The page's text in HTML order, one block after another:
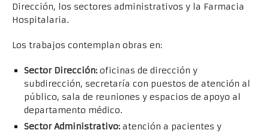
Dirección, los sectores administrativos y la Farmacia
Hospitalaria.
Los trabajos contemplan obras en:
Sector Dirección: oficinas de dirección y
subdirección, secretaría con puestos de atención al
público, sala de reuniones y espacios de apoyo al
departamento médico.
Sector Administrativo: atención a pacientes y